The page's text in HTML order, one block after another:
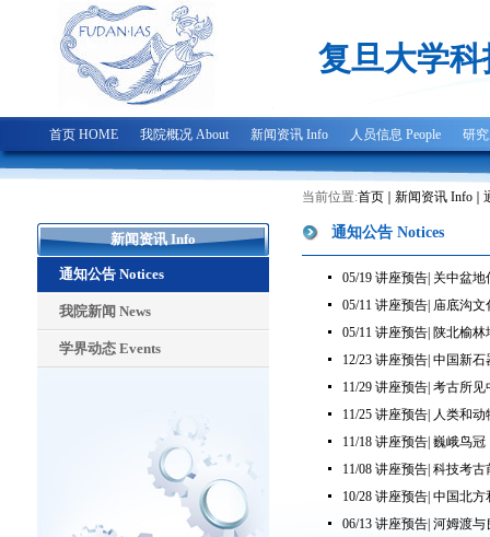
复旦大学
首页 HOME 我院概况 About 新闻资讯 Info 人员信息 People 研究
新闻资讯 Info
通知公告 Notices
我院新闻 News
学界动态 Events
当前位置:首页 新闻资讯 Info
通知公告 Notices
05/19 讲座预告| 关中盆
05/11 讲座预告| 庙底沟
05/11 讲座预告| 陕北榆
12/23 讲座预告| 中国新
11/29 讲座预告| 考古所
11/25 讲座预告| 人类和
11/18 讲座预告| 巍峨鸟
11/08 讲座预告| 科技考
10/28 讲座预告| 中国北
06/13 讲座预告| 河姆渡